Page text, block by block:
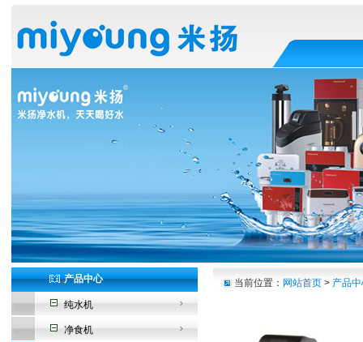
产品中心
纯水机
净食机
当前位置： 网站首页> 产品中